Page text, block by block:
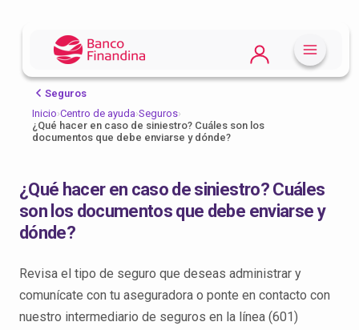
Seguros
Inicio›Centro de ayuda›Seguros›
¿Qué hacer en caso de siniestro? Cuáles son los
documentos que debe enviarse y dónde?
¿Qué hacer en caso de siniestro? Cuáles
son los documentos que debe enviarse y
dónde?
Revisa el tipo de seguro que deseas administrar y
comunícate con tu aseguradora o ponte en contacto con
nuestro intermediario de seguros en la línea (601)